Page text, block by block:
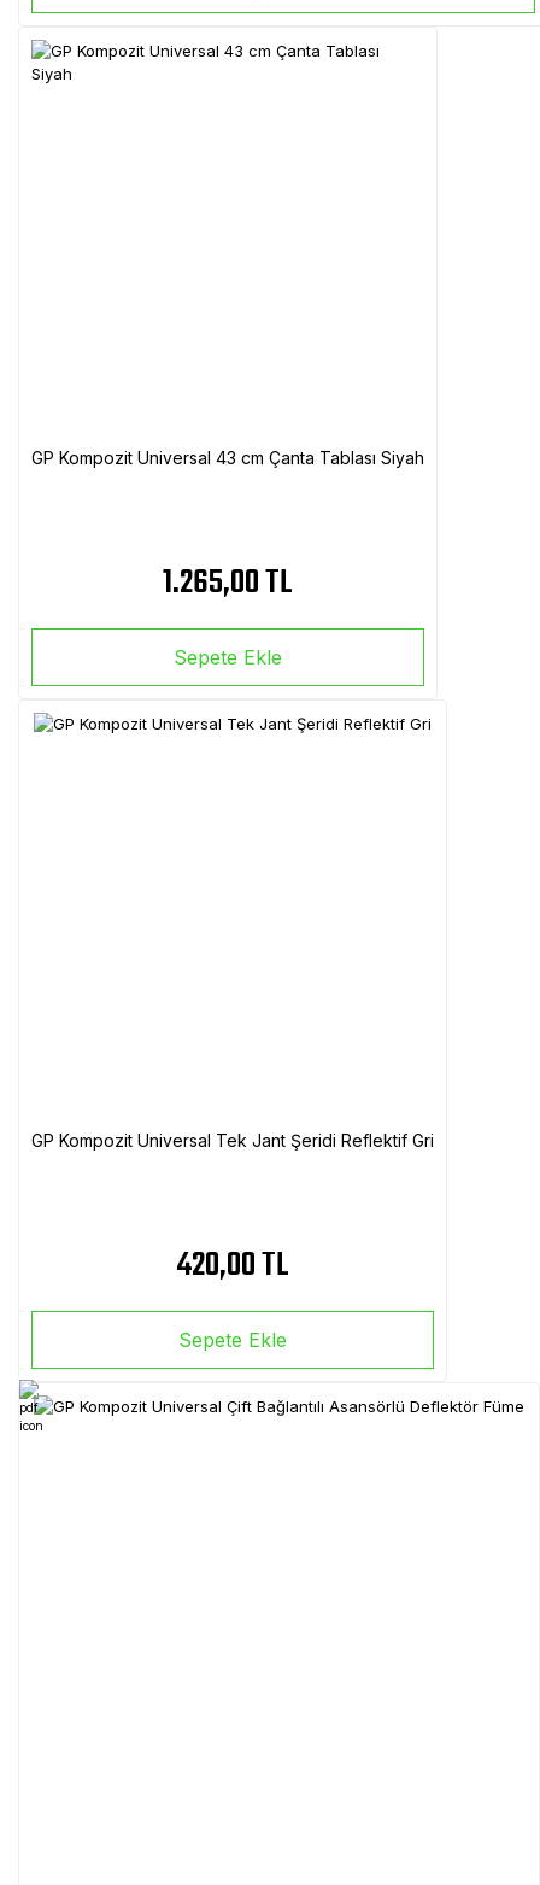
GP Kompozit Universal 43 cm Çanta Tablası Siyah
1.265,00 TL
Sepete Ekle
GP Kompozit Universal Tek Jant Şeridi Reflektif Gri
420,00 TL
Sepete Ekle